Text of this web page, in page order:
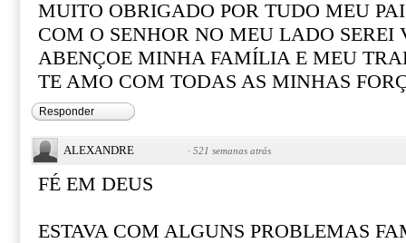
MUITO OBRIGADO POR TUDO MEU PAI
COM O SENHOR NO MEU LADO SEREI
ABENÇOE MINHA FAMÍLIA E MEU
TE AMO COM TODAS AS MINHAS
Responder
ALEXANDRE · 521 semanas atrás
FÉ EM DEUS
ESTAVA COM ALGUNS PROBLEMAS